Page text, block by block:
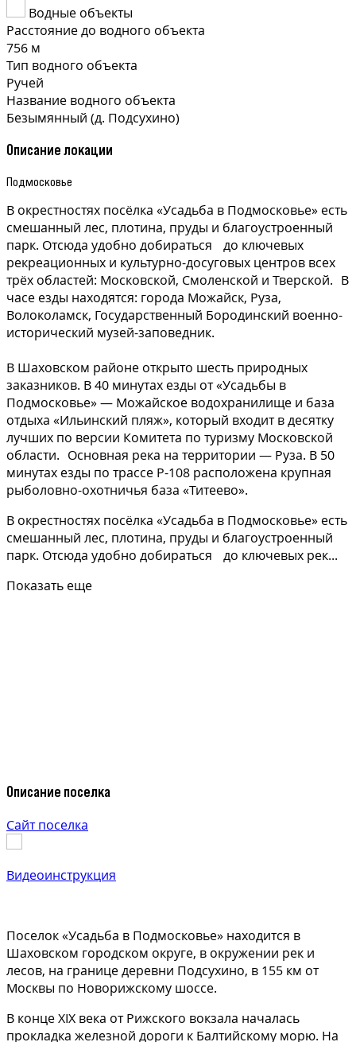
Водные объекты
Расстояние до водного объекта
756 м
Тип водного объекта
Ручей
Название водного объекта
Безымянный (д. Подсухино)
Описание локации
Подмосковье
В окрестностях посёлка «Усадьба в Подмосковье» есть
смешанный лес, плотина, пруды и благоустроенный
парк. Отсюда удобно добираться до ключевых
рекреационных и культурно-досуговых центров всех
трёх областей: Московской, Смоленской и Тверской. В
часе езды находятся: города Можайск, Руза,
Волоколамск, Государственный Бородинский военно-
исторический музей-заповедник.
В Шаховском районе открыто шесть природных
заказников. В 40 минутах езды от «Усадьбы в
Подмосковье» — Можайское водохранилище и база
отдыха «Ильинский пляж», который входит в десятку
лучших по версии Комитета по туризму Московской
области. Основная река на территории — Руза. В 50
минутах езды по трассе Р-108 расположена крупная
рыболовно-охотничья база «Титеево».
В окрестностях посёлка «Усадьба в Подмосковье» есть
смешанный лес, плотина, пруды и благоустроенный
парк. Отсюда удобно добираться до ключевых рек...
Показать еще
Описание поселка
Сайт поселка
Видеоинструкция
Поселок «Усадьба в Подмосковье» находится в
Шаховском городском округе, в окружении рек и
лесов, на границе деревни Подсухино, в 155 км от
Москвы по Новорижскому шоссе.
В конце XIX века от Рижского вокзала началась
прокладка железной дороги к Балтийскому морю. На